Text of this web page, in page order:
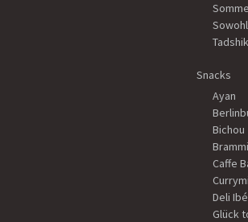
Snacks
Ayan
Bichou
Caffe
Deli
Glück